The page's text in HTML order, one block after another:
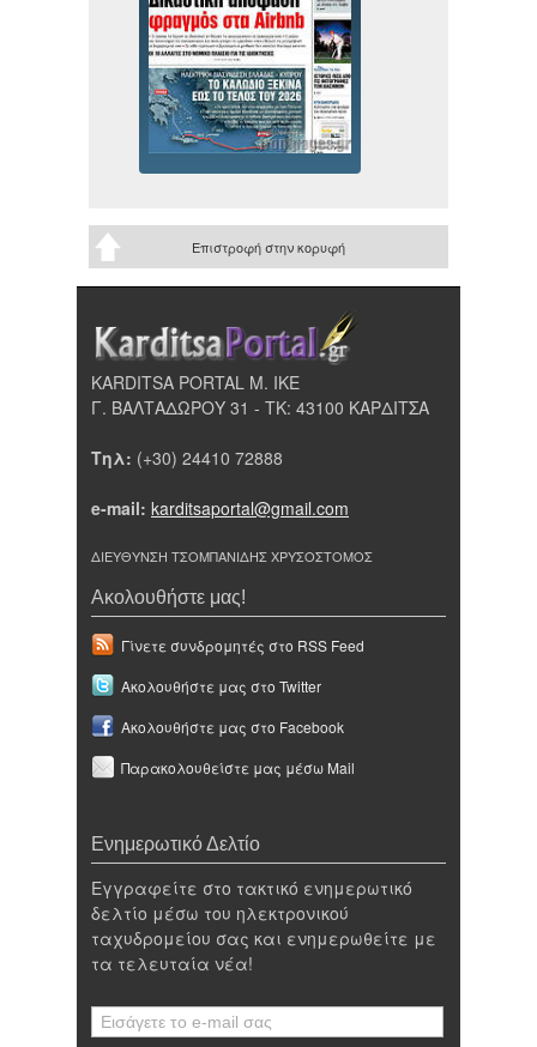
Επιστροφή στην κορυφή
KARDITSA PORTAL Μ. ΙΚΕ
Γ. ΒΑΛΤΑΔΩΡΟΥ 31 - ΤΚ: 43100 ΚΑΡΔΙΤΣΑ
Τηλ: (+30) 24410 72888
e-mail: karditsaportal@gmail.com
ΔΙΕΥΘΥΝΣΗ ΤΣΟΜΠΑΝΙΔΗΣ ΧΡΥΣΟΣΤΟΜΟΣ
Ακολουθήστε μας!
Γίνετε συνδρομητές στο RSS Feed
Ακολουθήστε μας στο Twitter
Ακολουθήστε μας στο Facebook
Παρακολουθείστε μας μέσω Mail
Ενημερωτικό Δελτίο
Εγγραφείτε στο τακτικό ενημερωτικό
δελτίο μέσω του ηλεκτρονικού
ταχυδρομείου σας και ενημερωθείτε με
τα τελευταία νέα!